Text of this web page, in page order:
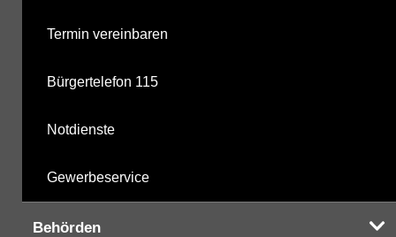
Termin vereinbaren
Bürgertelefon 115
Notdienste
Gewerbeservice
Behörden